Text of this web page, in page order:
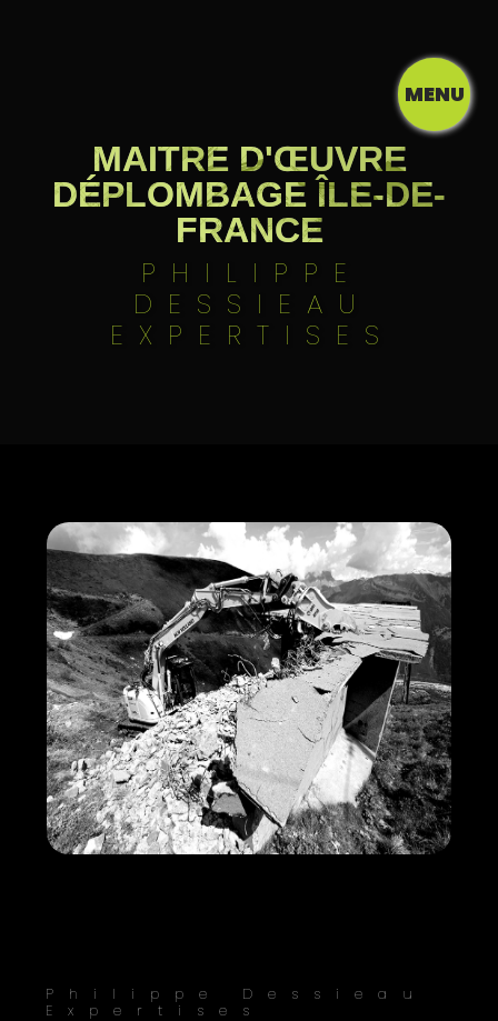
MENU
MAITRE D'ŒUVRE
DÉPLOMBAGE ÎLE-DE-
FRANCE
PHILIPPE
DESSIEAU
EXPERTISES
Philippe Dessieau
Expertises